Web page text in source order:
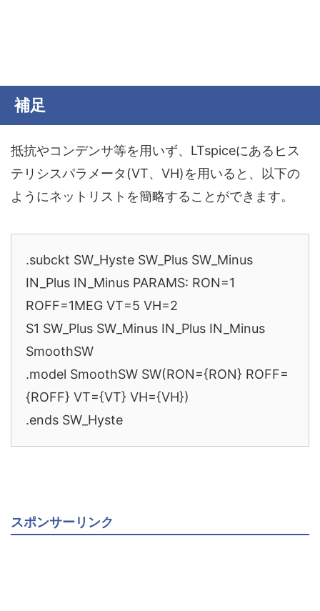
補足
抵抗やコンデンサ等を用いず、LTspiceにあるヒス
テリシスパラメータ(VT、VH)を用いると、以下の
ようにネットリストを簡略することができます。
.subckt SW_Hyste SW_Plus SW_Minus
IN_Plus IN_Minus PARAMS: RON=1
ROFF=1MEG VT=5 VH=2
S1 SW_Plus SW_Minus IN_Plus IN_Minus
SmoothSW
.model SmoothSW SW(RON={RON} ROFF=
{ROFF} VT={VT} VH={VH})
.ends SW_Hyste
スポンサーリンク